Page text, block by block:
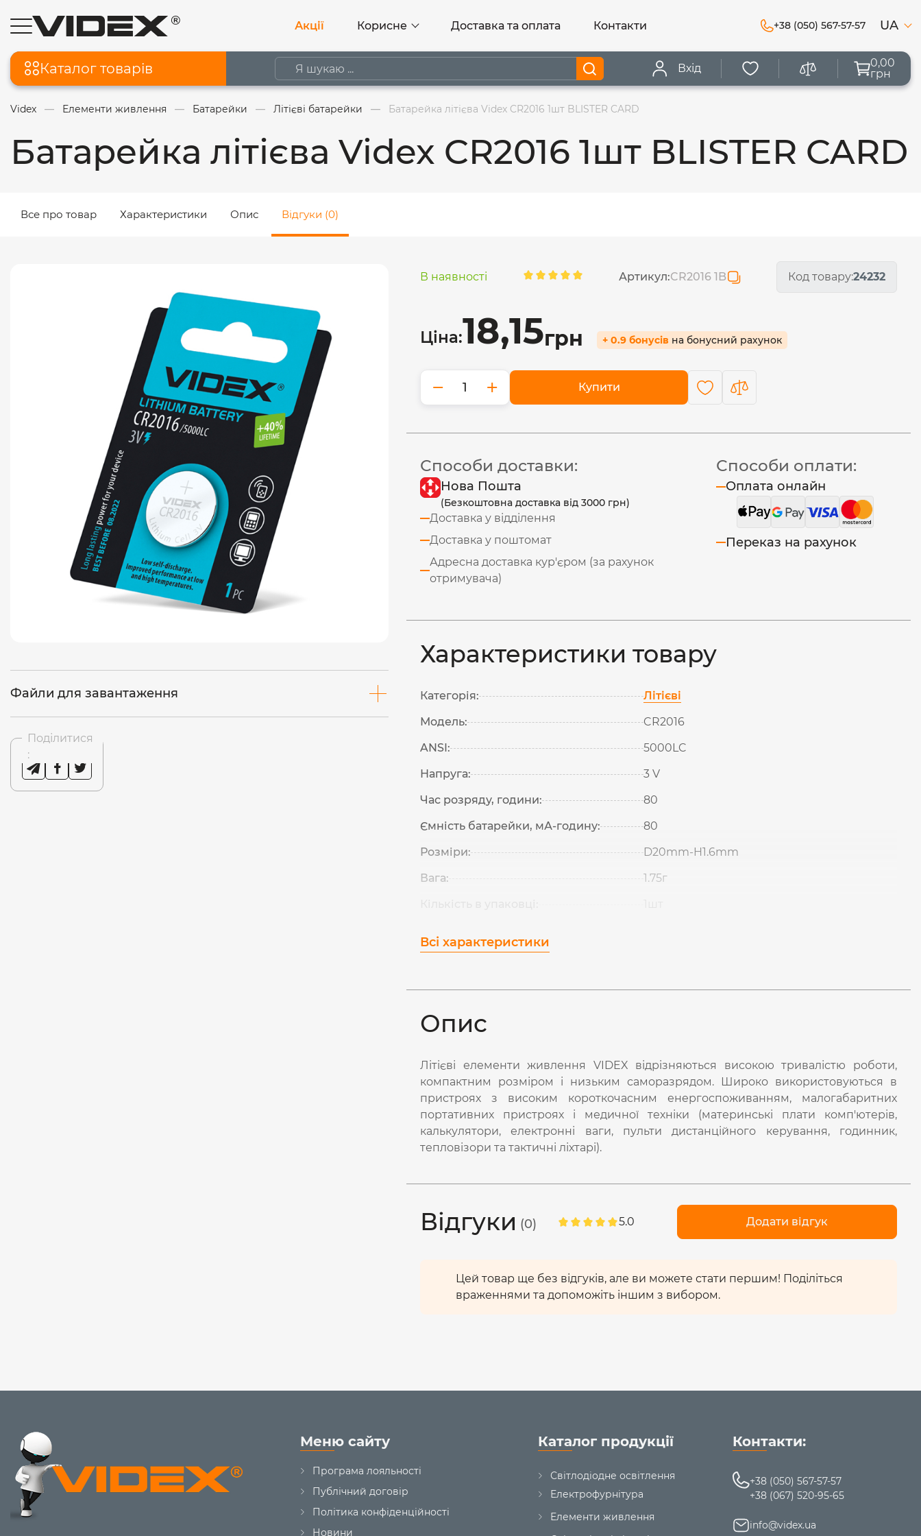
Акції Корисне Доставка та оплата Контакти +38 (050) 567-57-57 UA
Каталог товарів Вхід
0,00
грн
Videx Елементи живлення Батарейки Літієві батарейки Батарейка літієва Videx CR2016 1шт BLISTER CARD
Батарейка літієва Videx CR2016 1шт BLISTER CARD
Все про товар Характеристики Опис Відгуки (0)
Файли для завантаження
Поділитися
:
В наявності Артикул:CR2016 1B Код товару:24232
Ціна:18,15грн + 0.9 бонусів на бонусний рахунок
− + Купити
Способи доставки:
Нова Пошта
(Безкоштовна доставка від 3000 грн)
Доставка у відділення
Доставка у поштомат
Адресна доставка кур'єром (за рахунок
отримувача)
Способи оплати:
Оплата онлайн
Переказ на рахунок
Характеристики товару
Категорія:
Літієві
Модель:
CR2016
ANSI:
5000LC
Напруга:
3 V
Час розряду, години:
80
Ємність батарейки, мА-годину:
80
Розміри:
D20mm-H1.6mm
Вага:
1.75г
Всі характеристики
Опис
Літієві елементи живлення VIDEX відрізняються високою тривалістю роботи,
компактним розміром і низьким саморазрядом. Широко використовуються в
пристроях з високим короткочасним енергоспоживанням, малогабаритних
портативних пристроях і медичної техніки (материнські плати комп'ютерів,
калькулятори, електронні ваги, пульти дистанційного керування, годинник,
тепловізори та тактичні ліхтарі).
Відгуки (0) 5.0 Додати відгук
Цей товар ще без відгуків, але ви можете стати першим! Поділіться
враженнями та допоможіть іншим з вибором.
Меню сайту
Програма лояльності
Публічний договір
Політика конфіденційності
Новини
Каталог продукції
Світлодіодне освітлення
Електрофурнітура
Елементи живлення
Контакти:
+38 (050) 567-57-57
+38 (067) 520-95-65
info@videx.ua